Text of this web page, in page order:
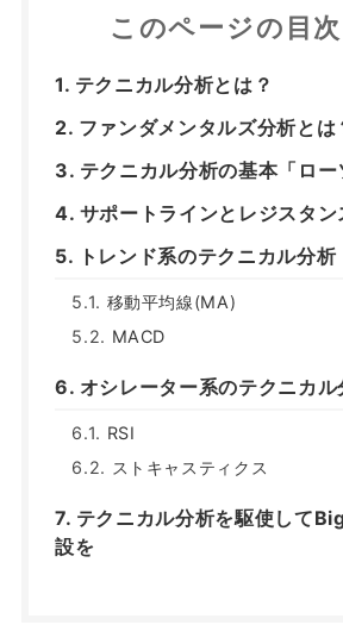
このページの目次
テクニカル分析とは？
ファンダメンタルズ分析とは
テクニカル分析の基本「ロー
サポートラインとレジスタン
トレンド系のテクニカル分析
移動平均線(MA)
MACD
オシレーター系のテクニカル
RSI
ストキャスティクス
テクニカル分析を駆使して
設を